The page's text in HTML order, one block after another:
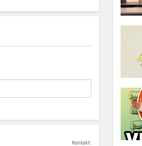
Kontakt: